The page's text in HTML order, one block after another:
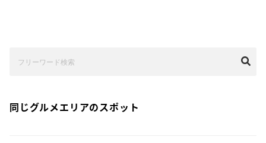
同じグルメエリアのスポット